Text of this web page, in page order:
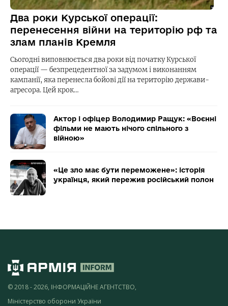
Два роки Курської операції:
перенесення війни на територію рф та
злам планів Кремля
Сьогодні виповнюється два роки від початку Курської
операції — безпрецедентної за задумом і виконанням
кампанії, яка перенесла бойові дії на територію держави-
агресора. Цей крок…
Актор і офіцер Володимир Ращук: «Воєнні
фільми не мають нічого спільного з
війною»
«Це зло має бути переможене»: історія
українця, який пережив російський полон
© 2018 - 2026, ІНФОРМАЦІЙНЕ АГЕНТСТВО,
Міністерство оборони України